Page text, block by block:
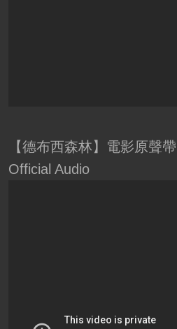
【德布西森林】電影原聲
Official Audio